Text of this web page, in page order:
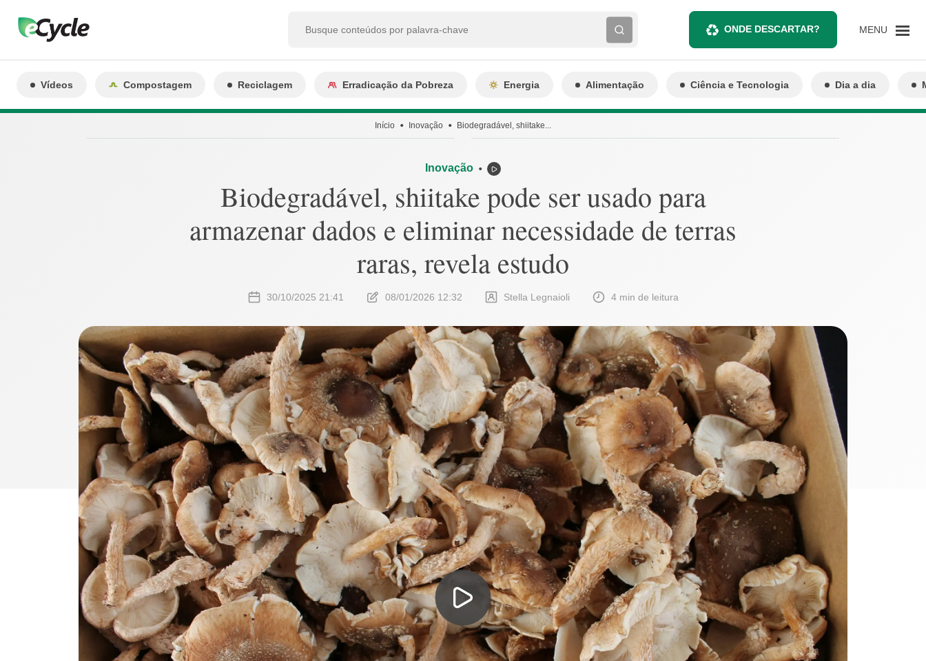
ONDE DESCARTAR? MENU
Vídeos Compostagem Reciclagem Erradicação da Pobreza Energia Alimentação Ciência e Tecnologia Dia a dia
Início Inovação Biodegradável, shiitake...
Inovação ⬤
Biodegradável, shiitake pode ser usado para
armazenar dados e eliminar necessidade de terras
raras, revela estudo
30/10/2025 21:41 08/01/2026 12:32 Stella Legnaioli 4 min de leitura